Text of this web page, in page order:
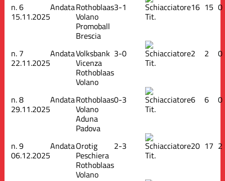
n.6
15.11.2025
AndataRothoblaas
Volano
Promoball
Brescia
3-1
Tit.
16 15 0
n. 7
22.11.2025
AndataVolksbank
Vicenza
Rothoblaas
Volano
3-0
Tit.
2 2 0
n.8
29.11.2025
AndataRothoblaas
Volano
Aduna
Padova
0-3
Tit.
6 6 0
n.9
06.12.2025
AndataOrotig
Peschiera
Rothoblaas
Volano
2-3
Tit.
20 17 2